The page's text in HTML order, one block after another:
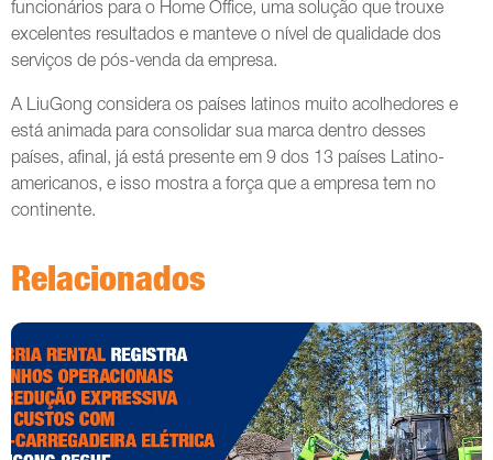
funcionários para o Home Office, uma solução que trouxe
excelentes resultados e manteve o nível de qualidade dos
serviços de pós-venda da empresa.
A LiuGong considera os países latinos muito acolhedores e
está animada para consolidar sua marca dentro desses
países, afinal, já está presente em 9 dos 13 países Latino-
americanos, e isso mostra a força que a empresa tem no
continente.
Relacionados